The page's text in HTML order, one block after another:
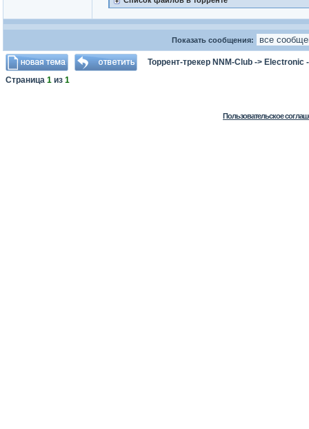
Показать сообщения:
Торрент-трекер NNM-Club -> Electronic
Страница 1 из 1
Пользовательское